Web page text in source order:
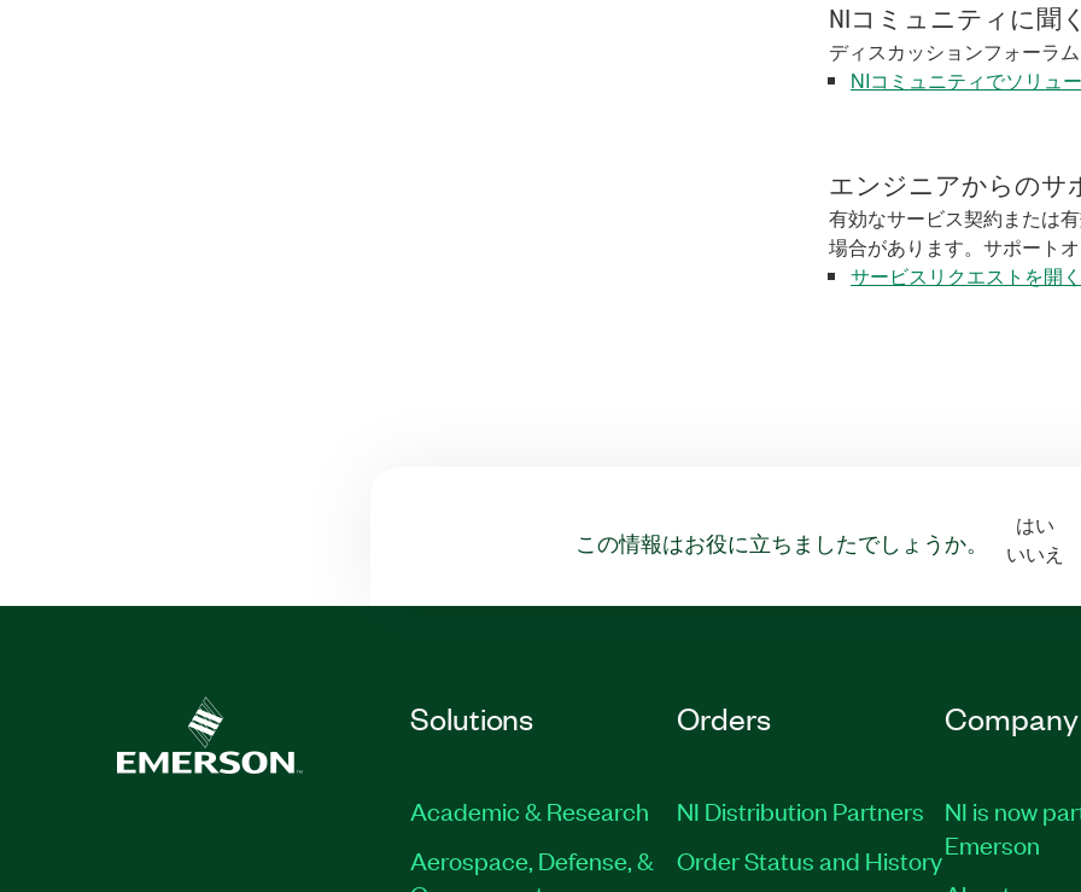
NIコミュニティに聞く
ディスカッションフォーラ
NIコミュニティでソリュ
エンジニアからのサ
有効なサービス契約または
場合があります。サポート
サービスリクエストを開く
この情報はお役に立ちましたでしょうか。
はい
いいえ
Solutions
Academic & Research
Aerospace, Defense, &
Orders
NI Distribution Partners
Order Status and History
Company
NI is now
Emerson